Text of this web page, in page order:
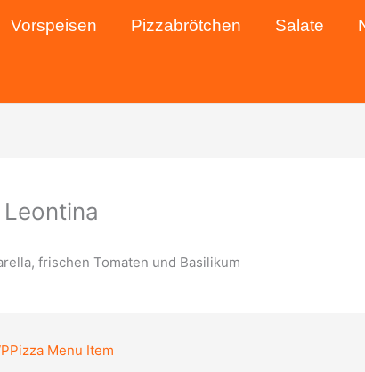
Vorspeisen Pizzabrötchen Salate
frischen Tomaten und Basilikum
Menu Item